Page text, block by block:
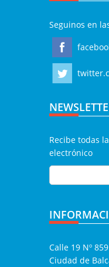
Seguinos en
Recibe todas
electrónico
Calle 19 Nº
Ciudad de